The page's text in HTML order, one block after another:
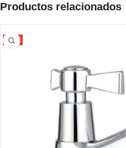
Productos relacionados
-5%